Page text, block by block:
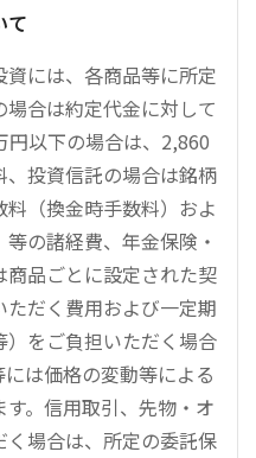
て
には、各商品等に所定
合は約定代金に対して
円以下の場合は、2,860
投資信託の場合は銘柄
（換金時手数料）およ
の諸経費、年金保険・
品ごとに設定された契
だく費用および一定期
をご負担いただく場合
は価格の変動等による
。信用取引、先物・オ
場合は、所定の委託保